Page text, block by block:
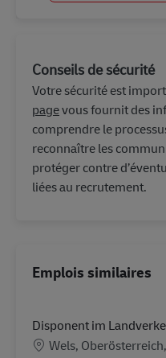
Conseils de sécurité
Votre sécurité est
pagevous fournit des
comprendre le
reconnaître les
protéger contre
liées au recrutement.
Emplois similaires
Disponent im
LieuWels,